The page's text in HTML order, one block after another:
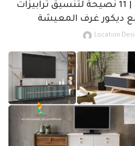
ترابيزات تليفزيون | 11 نصيحة لتنسيق ترابيزات
مع ديكور غرف المعيشة
Location